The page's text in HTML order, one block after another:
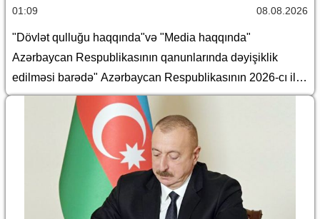
01:09 08.08.2026
"Dövlət qulluğu haqqında"və "Media haqqında"
Azərbaycan Respublikasının qanunlarında dəyişiklik
edilməsi barədə" Azərbaycan Respublikasının 2026-cı il
14 iyul tarixli 449-VIIQD nömrəli Qanununun tətbiqi və
bununla əlaqədar bəzi məsələlərin tənzimlənməsi